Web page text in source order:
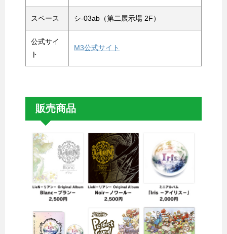
スペース シ-03ab（第二展示場 2F）
公式サイ
ト
M3公式サイト
販売商品